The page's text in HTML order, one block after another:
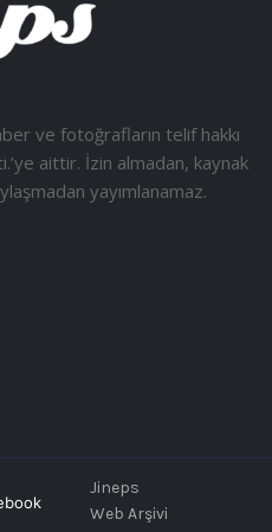
ve fotoğrafların telif hakkı
aittir. İzin almadan, kaynak
yayımlanamaz.
Jineps
Web Arşivi